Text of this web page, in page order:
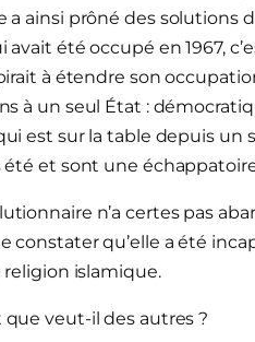
a ainsi prôné des solutions
été occupé en 1967,
à étendre son
à un seul État :
est sur la table depuis un
et sont une
n’a certes pas
constater qu’elle a été
islamique.
veut-il des autres ?